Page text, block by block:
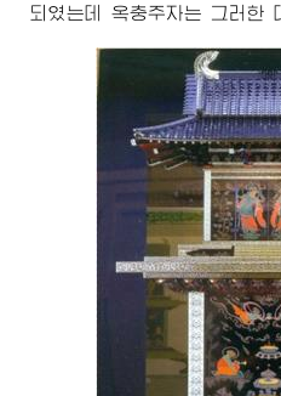
되였는데 옥충주자는 그러한